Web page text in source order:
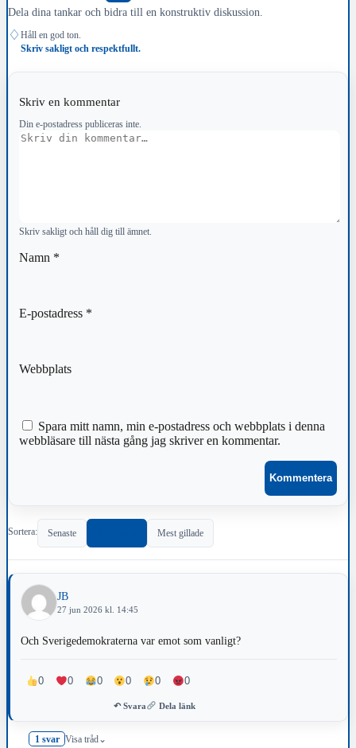
Dela dina tankar och bidra till en konstruktiv diskussion.
♢ Håll en god ton.
Skriv sakligt och respektfullt.
Skriv en kommentar
Din e-postadress publiceras inte.
Kommentar
Skriv sakligt och håll dig till ämnet.
Namn *
E-postadress *
Webbplats
Spara mitt namn, min e-postadress och webbplats i denna
webbläsare till nästa gång jag skriver en kommentar.
Sortera: Senaste Mest gillade
JB
27 jun 2026 kl. 14:45
Och Sverigedemokraterna var emot som vanligt?
0 0 0 0 0 0
↶ Svara Dela länk
1 svar Visa tråd ⌄